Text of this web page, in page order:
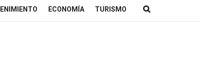
ECONOMÍA TURISMO